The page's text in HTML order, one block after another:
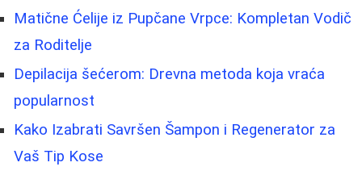
Matične Ćelije iz Pupčane Vrpce: Kompletan Vodič
za Roditelje
Depilacija šećerom: Drevna metoda koja vraća
popularnost
Kako Izabrati Savršen Šampon i Regenerator za
Vaš Tip Kose